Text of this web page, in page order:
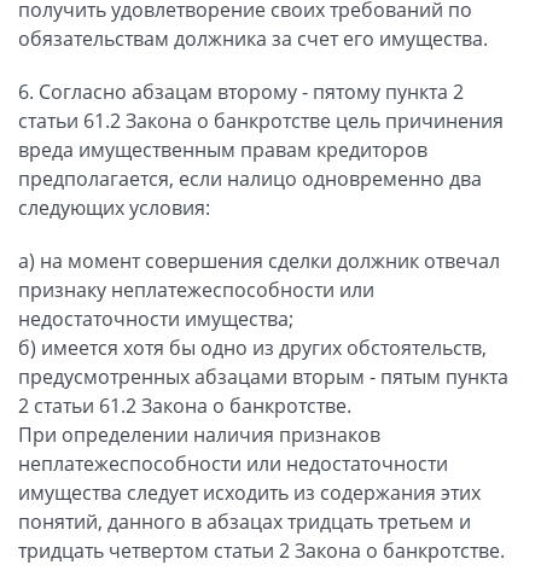
получить удовлетворение своих требований по
обязательствам должника за счет его имущества.
6. Согласно абзацам второму - пятому пункта 2
статьи 61.2 Закона о банкротстве цель причинения
вреда имущественным правам кредиторов
предполагается, если налицо одновременно два
следующих условия:
а) на момент совершения сделки должник отвечал
признаку неплатежеспособности или
недостаточности имущества;
б) имеется хотя бы одно из других обстоятельств,
предусмотренных абзацами вторым - пятым пункта
2 статьи 61.2 Закона о банкротстве.
При определении наличия признаков
неплатежеспособности или недостаточности
имущества следует исходить из содержания этих
понятий, данного в абзацах тридцать третьем и
тридцать четвертом статьи 2 Закона о банкротстве.